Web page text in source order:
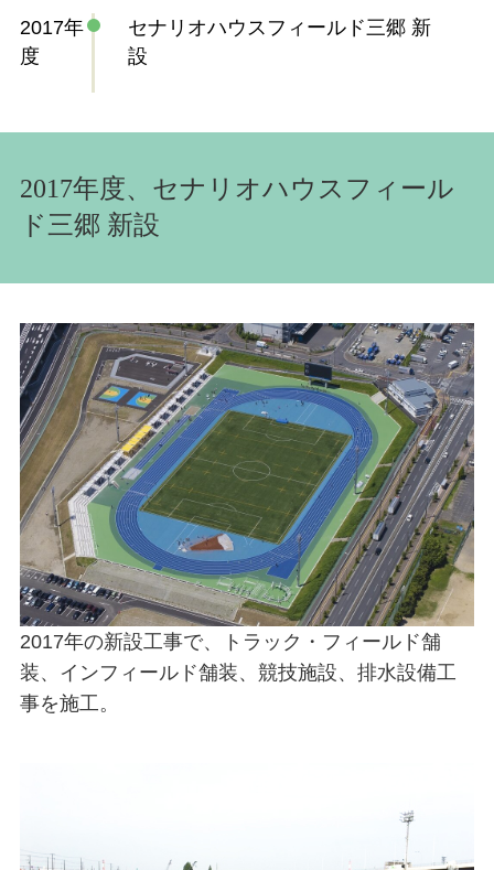
2017年
度
セナリオハウスフィールド三郷 新
設
2017年度、セナリオハウスフィール
ド三郷 新設
2017年の新設工事で、トラック・フィールド舗
装、インフィールド舗装、競技施設、排水設備工
事を施工。